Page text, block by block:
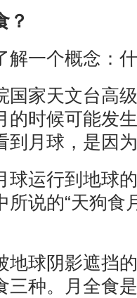
？
一个概念：什
家天文台高级
的时候可能发
到月球，是因
运行到地球的
所说的“天狗食
球阴影遮挡的
三种。月全食